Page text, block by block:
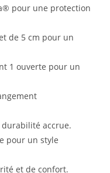
pour une protection
de 5 cm pour un
1 ouverte pour un
accrue.
pour un style
et de confort.